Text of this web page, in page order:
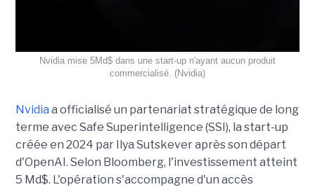
Nvidia mise 5Md$ dans une start-up n'ayant aucun produit
commercialisé. (Nvidia)
Nvidia a officialisé un partenariat stratégique de long
terme avec Safe Superintelligence (SSI), la start-up
créée en 2024 par Ilya Sutskever après son départ
d'OpenAI. Selon Bloomberg, l'investissement atteint
5 Md$. L'opération s'accompagne d'un accès